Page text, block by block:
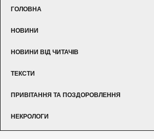
ГОЛОВНА
НОВИНИ
НОВИНИ ВІД ЧИТАЧІВ
ТЕКСТИ
ПРИВІТАННЯ ТА ПОЗДОРОВЛЕННЯ
НЕКРОЛОГИ